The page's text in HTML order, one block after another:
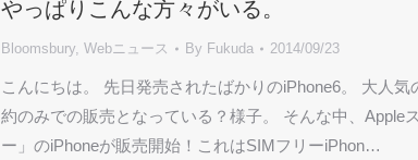
やっぱりこんな方々がいる。
Bloomsbury, Webニュース By Fukuda 2014/09/23
こんにちは。 先日発売されたばかりのiPhone6。 大人
約のみでの販売となっている？様子。 そんな中、Apple
ー」のiPhoneが販売開始！これはSIMフリーiPhon…